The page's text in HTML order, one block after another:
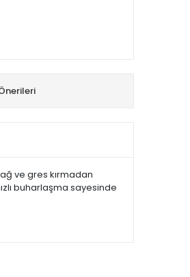
ve gres kırmadan
buharlaşma sayesinde